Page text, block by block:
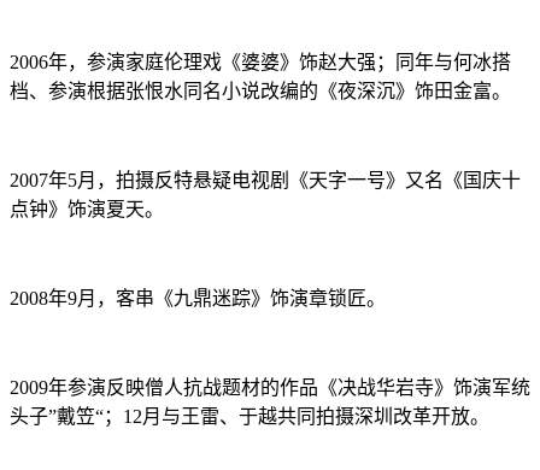
2006年，参演家庭伦理戏《婆婆》饰赵大强；同年与何冰搭
档、参演根据张恨水同名小说改编的《夜深沉》饰田金富。
2007年5月，拍摄反特悬疑电视剧《天字一号》又名《国庆十
点钟》饰演夏天。
2008年9月，客串《九鼎迷踪》饰演章锁匠。
2009年参演反映僧人抗战题材的作品《决战华岩寺》饰演军统
头子”戴笠“；12月与王雷、于越共同拍摄深圳改革开放。